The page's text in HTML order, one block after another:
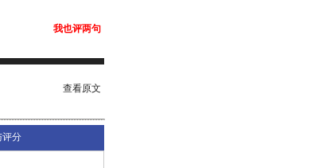
我也评两句
查看原文
评分